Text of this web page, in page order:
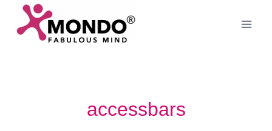
Doorgaan
accessbars